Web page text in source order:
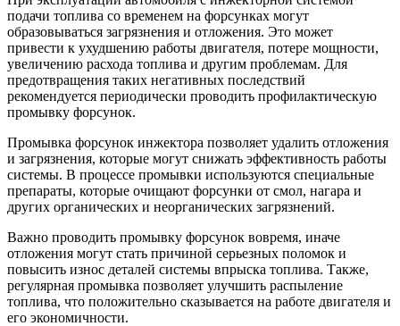
подачи топлива со временем на форсунках могут
образовываться загрязнения и отложения. Это может
привести к ухудшению работы двигателя, потере мощности,
увеличению расхода топлива и другим проблемам. Для
предотвращения таких негативных последствий
рекомендуется периодически проводить профилактическую
промывку форсунок.
Промывка форсунок инжектора позволяет удалить отложения
и загрязнения, которые могут снижать эффективность работы
системы. В процессе промывки используются специальные
препараты, которые очищают форсунки от смол, нагара и
других органических и неорганических загрязнений.
Важно проводить промывку форсунок вовремя, иначе
отложения могут стать причиной серьезных поломок и
повысить износ деталей системы впрыска топлива. Также,
регулярная промывка позволяет улучшить распыление
топлива, что положительно сказывается на работе двигателя и
его экономичности.